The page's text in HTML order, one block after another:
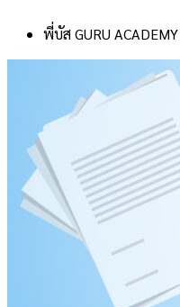
พี่บัส GURU ACADEMY